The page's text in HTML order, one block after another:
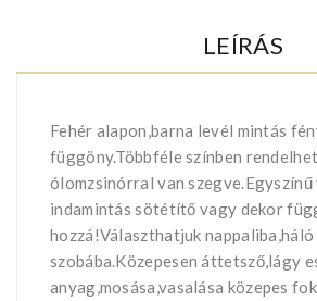
LEÍRÁS
Fehér alapon,barna levél mintás
függöny.Többféle színben
ólomzsinórral van szegve.Egyszínű
indamintás sötétítő vagy dekor
hozzá!Választhatjuk
szobába.Közepesen áttetsző,lágy
anyag,mosása,vasalása közepes